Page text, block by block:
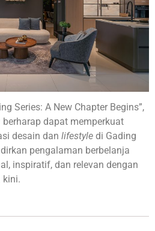
Series: A New Chapter Begins”,
berharap dapat memperkuat
desain dan lifestyle di Gading
pengalaman berbelanja
inspiratif, dan relevan dengan
kini.